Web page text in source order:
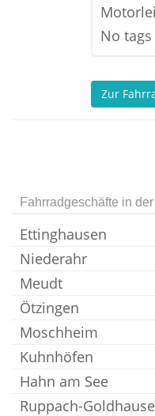
No
Zur
Fahrradgeschäfte in
Ettinghausen
Niederahr
Meudt
Ötzingen
Moschheim
Kuhnhöfen
Hahn am See
Ruppach-